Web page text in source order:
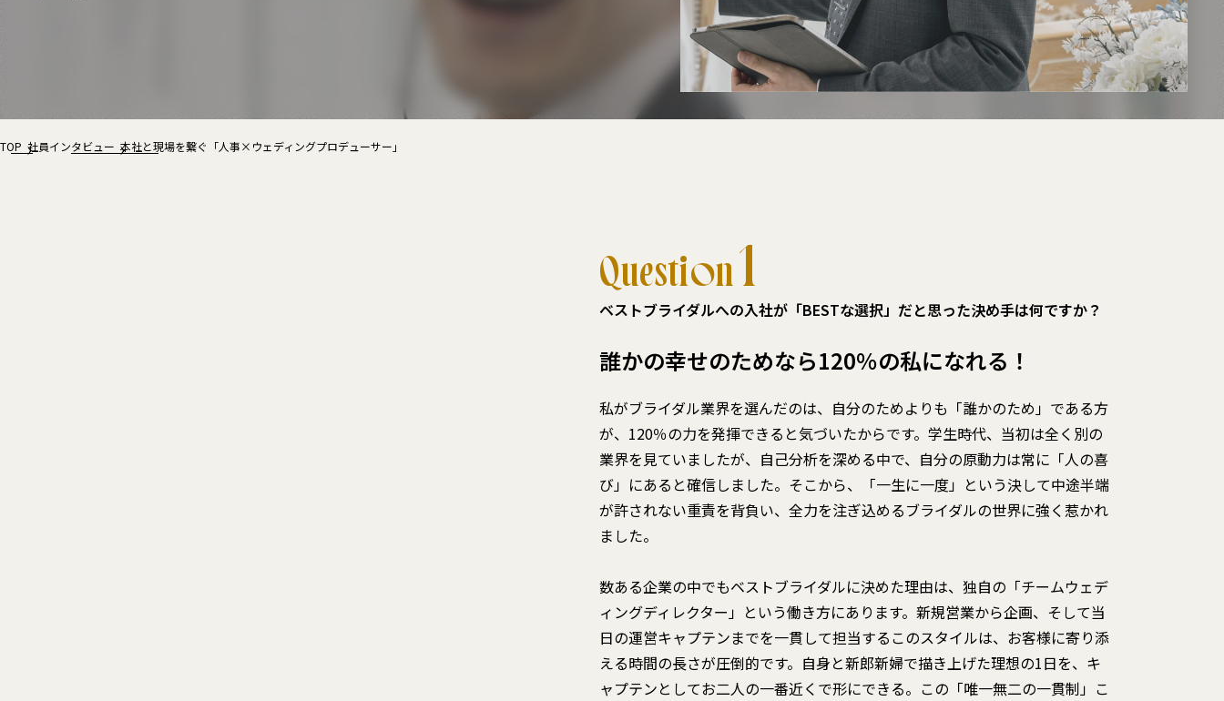
TOP 社員インタビュー 本社と現場を繋ぐ「人事×ウェディングプロデューサー」
Question1
ベストブライダルへの入社が「BESTな選択」だと思った決め手は何ですか？
誰かの幸せのためなら120％の私になれる！
私がブライダル業界を選んだのは、自分のためよりも「誰かのため」である方
が、120％の力を発揮できると気づいたからです。学生時代、当初は全く別の
業界を見ていましたが、自己分析を深める中で、自分の原動力は常に「人の喜
び」にあると確信しました。そこから、「一生に一度」という決して中途半端
が許されない重責を背負い、全力を注ぎ込めるブライダルの世界に強く惹かれ
ました。
数ある企業の中でもベストブライダルに決めた理由は、独自の「チームウェデ
ィングディレクター」という働き方にあります。新規営業から企画、そして当
日の運営キャプテンまでを一貫して担当するこのスタイルは、お客様に寄り添
える時間の長さが圧倒的です。自身と新郎新婦で描き上げた理想の1日を、キ
ャプテンとしてお二人の一番近くで形にできる。この「唯一無二の一貫制」こ